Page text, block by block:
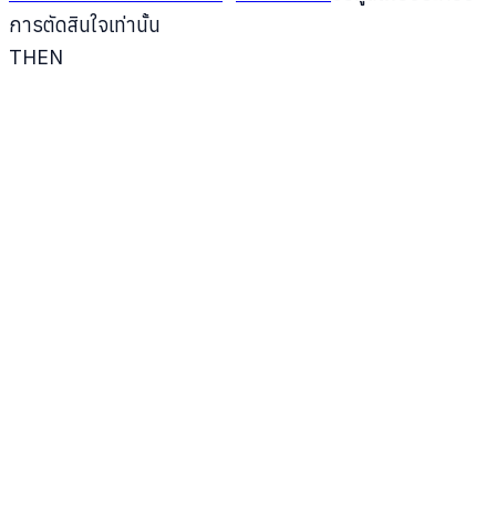
การตัดสินใจเท่านั้น
THEN